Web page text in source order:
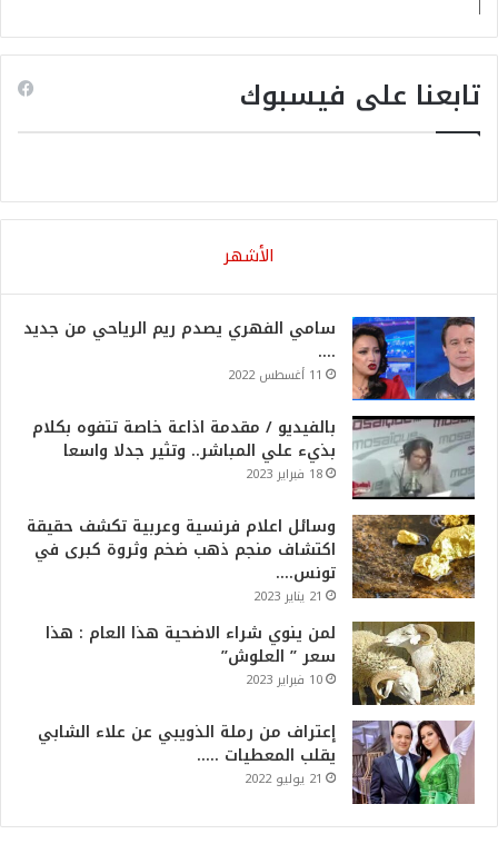
تابعنا على فيسبوك
الأشهر
سامي الفهري يصدم ريم الرياحي من جديد
….
11 أغسطس 2022
بالفيديو / مقدمة اذاعة خاصة تتفوه بكلام
بذيء علي المباشر.. وتثير جدلا واسعا
18 فبراير 2023
وسائل اعلام فرنسية وعربية تكشف حقيقة
اكتشاف منجم ذهب ضخم وثروة كبرى في
تونس….
21 يناير 2023
لمن ينوي شراء الاضحية هذا العام : هذا
سعر ” العلوش”
10 فبراير 2023
إعتراف من رملة الذويبي عن علاء الشابي
يقلب المعطيات …..
21 يوليو 2022